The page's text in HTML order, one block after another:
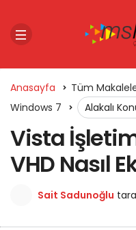
Anasayfa Tüm
Windows 7
Alakalı
Vista
VHD Nasıl
Sait Sadunoğlu